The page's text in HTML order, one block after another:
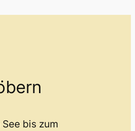
bis zum